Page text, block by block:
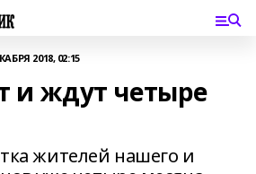
2018, 02:15
и ждут четыре
жителей нашего и